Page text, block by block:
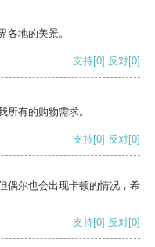
各地的美景。
支持[0] 反对[0]
所有的购物需求。
支持[0] 反对[0]
偶尔也会出现卡顿的情况，希
支持[0] 反对[0]